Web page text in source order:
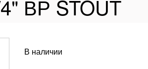
ВР STOUT
В наличии